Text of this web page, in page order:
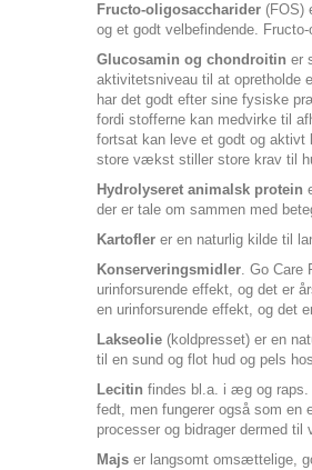
Fructo-oligosaccharider (FOS)
og et godt velbefindende.
Glucosamin og chondroitin er
aktivitetsniveau til at opretholde
har det godt efter sine fysiske
fordi stofferne kan medvirke til
fortsat kan leve et godt og aktivt
store vækst stiller store krav til
Hydrolyseret animalsk protein
der er tale om sammen med
Kartofler er en naturlig kilde til
Konserveringsmidler. Go Care
urinforsurende effekt, og det er
en urinforsurende effekt, og det
Lakseolie (koldpresset) er en
til en sund og flot hud og pels
Lecitin findes bl.a. i æg og raps.
fedt, men fungerer også som en
processer og bidrager
Majs er langsomt omsættelige,